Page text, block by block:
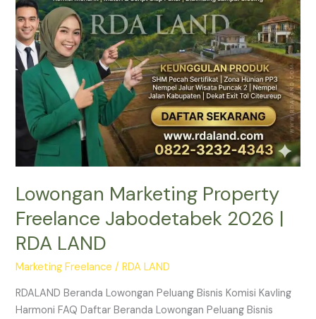
Lowongan Marketing Property
Freelance Jabodetabek 2026 |
RDA LAND
Marketing Freelance /RDA LAND
RDALAND Beranda Lowongan Peluang Bisnis Komisi Kavling
Harmoni FAQ Daftar Beranda Lowongan Peluang Bisnis
RDA
LAND